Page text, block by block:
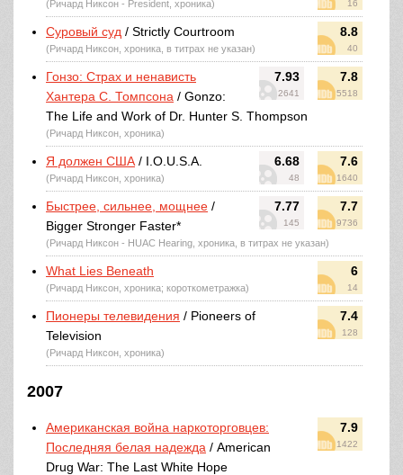
16
(Ричард Никсон - President, хроника)
8.8
40
Суровый суд / Strictly Courtroom
(Ричард Никсон, хроника, в титрах не указан)
7.93
2641
7.8
5518
Гонзо: Страх и ненависть
Хантера С. Томпсона / Gonzo:
The Life and Work of Dr. Hunter S. Thompson
(Ричард Никсон, хроника)
6.68
48
7.6
1640
Я должен США / I.O.U.S.A.
(Ричард Никсон, хроника)
7.77
145
7.7
9736
Быстрее, сильнее, мощнее /
Bigger Stronger Faster*
(Ричард Никсон - HUAC Hearing, хроника, в титрах не указан)
6
14
What Lies Beneath
(Ричард Никсон, хроника; короткометражка)
7.4
128
Пионеры телевидения / Pioneers of
Television
(Ричард Никсон, хроника)
2007
7.9
1422
Американская война наркоторговцев:
Последняя белая надежда / American
Drug War: The Last White Hope